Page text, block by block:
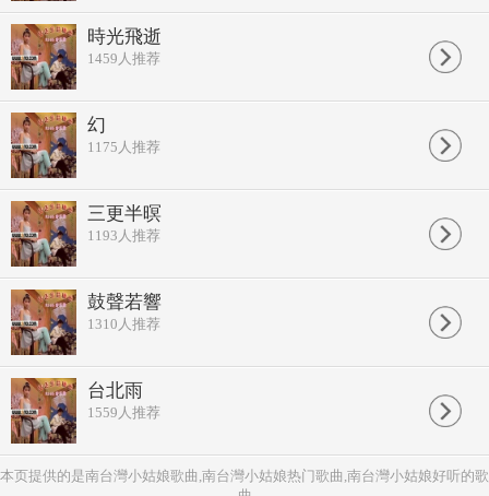
時光飛逝
1459 人推荐
幻
1175 人推荐
三更半暝
1193 人推荐
鼓聲若響
1310 人推荐
台北雨
1559 人推荐
本页提供的是南台灣小姑娘歌曲,南台灣小姑娘热门歌曲,南台灣小姑娘好听的歌